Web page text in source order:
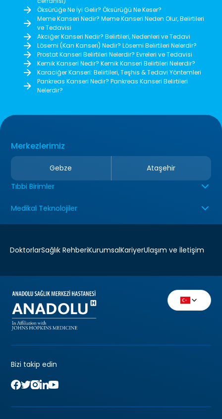
Öksürüğe Ne İyi Gelir? Öksürüğü Ne Keser?
Meme Kanseri Nedir? Meme Kanseri Neden Olur, Belirtileri
ve Tedavisi
Akciğer Kanseri Nedir? Belirtileri, Nedenleri ve Tedavi
Lösemi (Kan Kanseri) Nedir? Lösemi Belirtileri Nelerdir?
Prostat Kanseri Belirtileri Nelerdir? Evreleri ve Tedavisi
Kemik Kanseri Nedir? Kemik Kanseri Belirtileri Nelerdir?
Karaciğer Kanseri: Belirtileri, Teşhis & Tedavi Yöntemleri
Pankreas Kanseri Nedir? Pankreas Kanseri Belirtileri
Nelerdir?
Merkezlerimiz
Gebze
Ataşehir
Tıbbi Birimler
Medikal Teknolojiler
DoktorlarSağlık RehberiKurumsalKariyerUlaşım ve İletişim
Bizi takip edin